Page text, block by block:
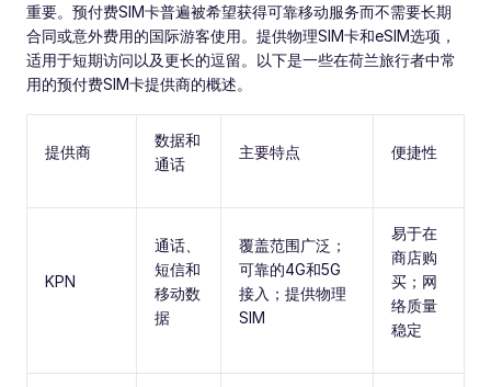
重要。预付费SIM卡普遍被希望获得可靠移动服务而不需要长期
合同或意外费用的国际游客使用。提供物理SIM卡和eSIM选项，
适用于短期访问以及更长的逗留。以下是一些在荷兰旅行者中常
用的预付费SIM卡提供商的概述。
提供商
数据和
通话
主要特点 便捷性
KPN
通话、
短信和
移动数
据
覆盖范围广泛；
可靠的4G和5G
接入；提供物理
SIM
易于在
商店购
买；网
络质量
稳定